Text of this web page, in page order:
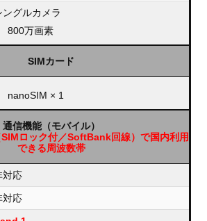
ングルカメラ
800万画素
SIMカード
nanoSIM × 1
通信機能（モバイル）
ロック付／SoftBank回線）で国内利用
できる周波数帯
対応
対応